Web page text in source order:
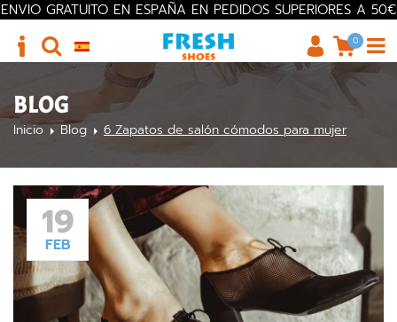
ENVIO GRATUITO EN ESPAÑA EN PEDIDOS SUPERIORES A 50€
0
BLOG
Inicio Blog 6 Zapatos de salón cómodos para mujer
19
FEB